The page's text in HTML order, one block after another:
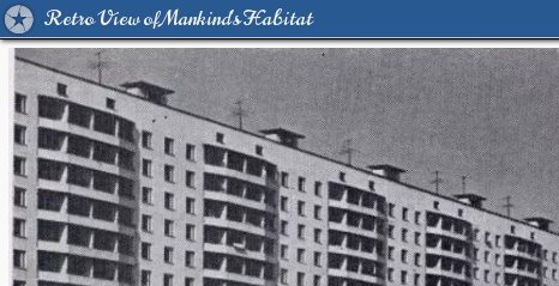
Retro View of Mankind's Habitat